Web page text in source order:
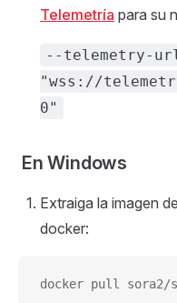
Telemetría para su
--telemetry-
"wss://
0"
En Windows
Extraiga la imagen
docker:
docker pull sora2/